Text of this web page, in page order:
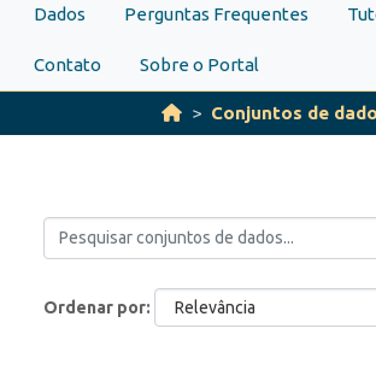
Dados Perguntas Frequentes
Contato Sobre o Portal
Conjuntos de
Ordenar por